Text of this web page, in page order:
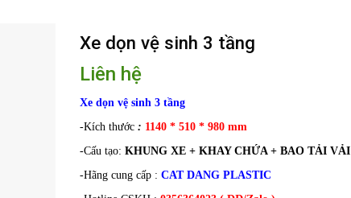
Xe dọn vệ sinh 3 tầng
Liên hệ
Xe dọn vệ sinh 3 tầng
-Kích thước : 1140 * 510 * 980 mm
-Cấu tạo: KHUNG XE + KHAY CHỨA + BAO TẢI VẢI
-Hãng cung cấp : CAT DANG PLASTIC